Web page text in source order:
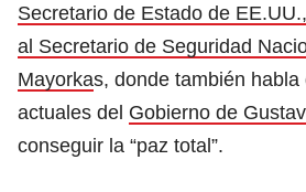
Secretario de Estado de
al Secretario de Seguridad
Mayorkas, donde también
actuales del Gobierno de
conseguir la “paz total”.